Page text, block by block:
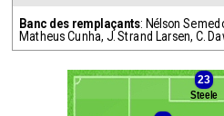
Banc des remplaçants: Nélson
Matheus Cunha, J. Strand Larsen, C.